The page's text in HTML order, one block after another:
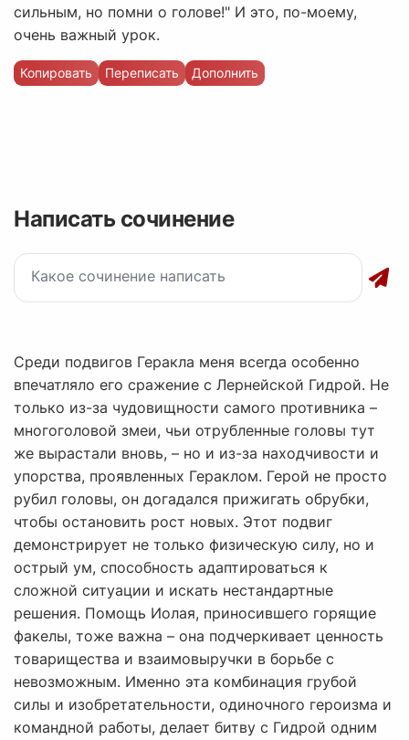
сильным, но помни о голове!" И это, по-моему,
очень важный урок.
Копировать Переписать Дополнить
Написать сочинение
Среди подвигов Геракла меня всегда особенно
впечатляло его сражение с Лернейской Гидрой. Не
только из-за чудовищности самого противника –
многоголовой змеи, чьи отрубленные головы тут
же вырастали вновь, – но и из-за находчивости и
упорства, проявленных Гераклом. Герой не просто
рубил головы, он догадался прижигать обрубки,
чтобы остановить рост новых. Этот подвиг
демонстрирует не только физическую силу, но и
острый ум, способность адаптироваться к
сложной ситуации и искать нестандартные
решения. Помощь Иолая, приносившего горящие
факелы, тоже важна – она подчеркивает ценность
товарищества и взаимовыручки в борьбе с
невозможным. Именно эта комбинация грубой
силы и изобретательности, одиночного героизма и
командной работы, делает битву с Гидрой одним